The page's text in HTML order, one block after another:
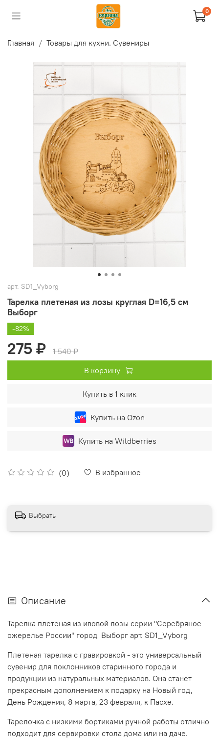
0
Главная Товары для кухни. Сувениры
арт. SD1_Vyborg
Тарелка плетеная из лозы круглая D=16,5 см
Выборг
(0) В избранное
-82%
275 ₽
1 540 ₽
В корзину
Купить в 1 клик
Купить на Ozon
Купить на Wildberries
Выбрать
Описание
Тарелка плетеная из ивовой лозы серии "Серебряное
ожерелье России" город Выборг арт. SD1_Vyborg
Плетеная тарелка с гравировкой - это универсальный
сувенир для поклонников старинного города и
продукции из натуральных материалов. Она станет
прекрасным дополнением к подарку на Новый год,
День Рождения, 8 марта, 23 февраля, к Пасхе.
Тарелочка с низкими бортиками ручной работы отлично
подходит для сервировки стола дома или на даче.